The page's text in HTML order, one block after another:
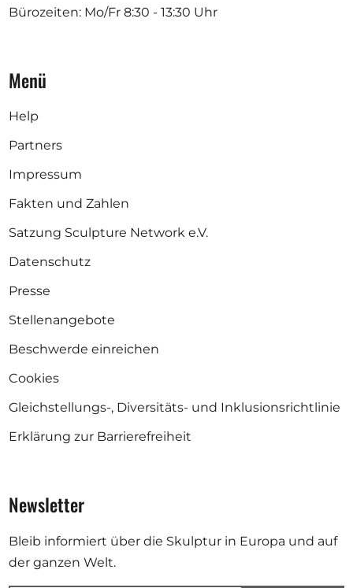
Bürozeiten: Mo/Fr 8:30 - 13:30 Uhr
Menü
Help
Partners
Impressum
Fakten und Zahlen
Satzung Sculpture Network e.V.
Datenschutz
Presse
Stellenangebote
Beschwerde einreichen
Cookies
Gleichstellungs-, Diversitäts- und Inklusionsrichtlinie
Erklärung zur Barrierefreiheit
Newsletter
Bleib informiert über die Skulptur in Europa und auf
der ganzen Welt.